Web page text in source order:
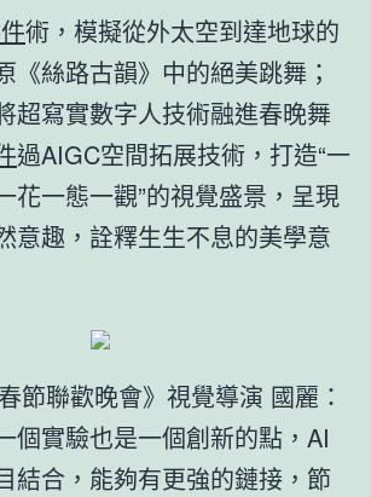
術，模擬從外太空到達地球的
《絲路古韻》中的絕美跳舞；
超寫實數字人技術融進春晚舞
過AIGC空間拓展技術，打造“一
花一態一觀”的視覺盛景，呈現
意趣，詮釋生生不息的美學意
節聯歡晚會》視覺導演 國麗：
個實驗也是一個創新的點，AI
結合，能夠有更強的鏈接，節